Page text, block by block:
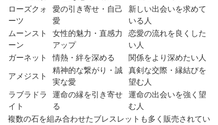
ローズクォ
ーツ
愛の引き寄せ・自己
愛
新しい出会いを求めて
いる人
ムーンスト
ーン
女性的魅力・直感力
アップ
恋愛の流れを良くした
い人
ガーネット
情熱・絆を深める
関係をより深めたい人
アメジスト
精神的な繋がり・誠
実な愛
真剣な交際・縁結びを
望む人
ラブラドラ
イト
運命の縁を引き寄せ
る
運命の出会いを強く望
む人
複数の石を組み合わせたブレスレットも多く販売されてい